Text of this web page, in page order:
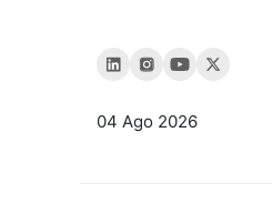
04 Ago 2026